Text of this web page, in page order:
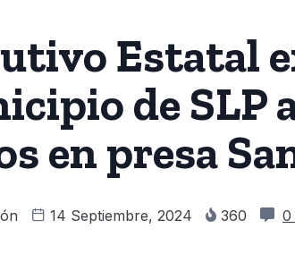
Estatal
de SLP
en presa
14 Septiembre, 2024 360 0